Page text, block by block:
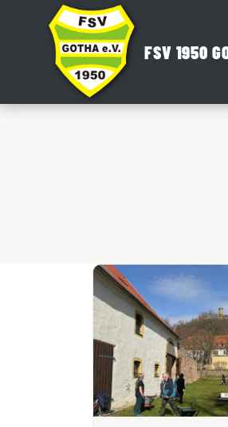
FSV 1950